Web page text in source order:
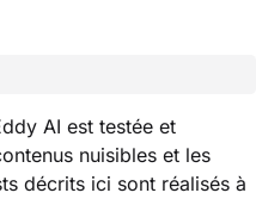
AI est testée et
nuisibles et les
décrits ici sont réalisés à